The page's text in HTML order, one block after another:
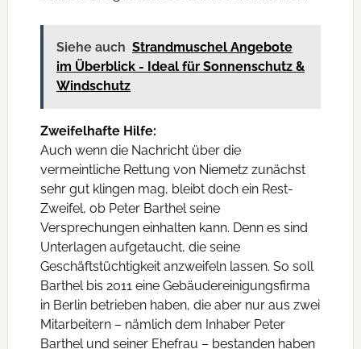
Siehe auch Strandmuschel Angebote
im Überblick - Ideal für Sonnenschutz &
Windschutz
Zweifelhafte Hilfe:
Auch wenn die Nachricht über die
vermeintliche Rettung von Niemetz zunächst
sehr gut klingen mag, bleibt doch ein Rest-
Zweifel, ob Peter Barthel seine
Versprechungen einhalten kann. Denn es sind
Unterlagen aufgetaucht, die seine
Geschäftstüchtigkeit anzweifeln lassen. So soll
Barthel bis 2011 eine Gebäudereinigungsfirma
in Berlin betrieben haben, die aber nur aus zwei
Mitarbeitern – nämlich dem Inhaber Peter
Barthel und seiner Ehefrau – bestanden haben